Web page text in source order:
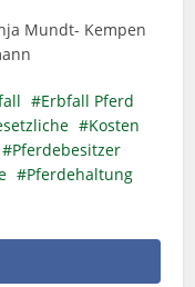
Mundt- Kempen
Erbfall Pferd
Kosten
Pferdebesitzer
Pferdehaltung